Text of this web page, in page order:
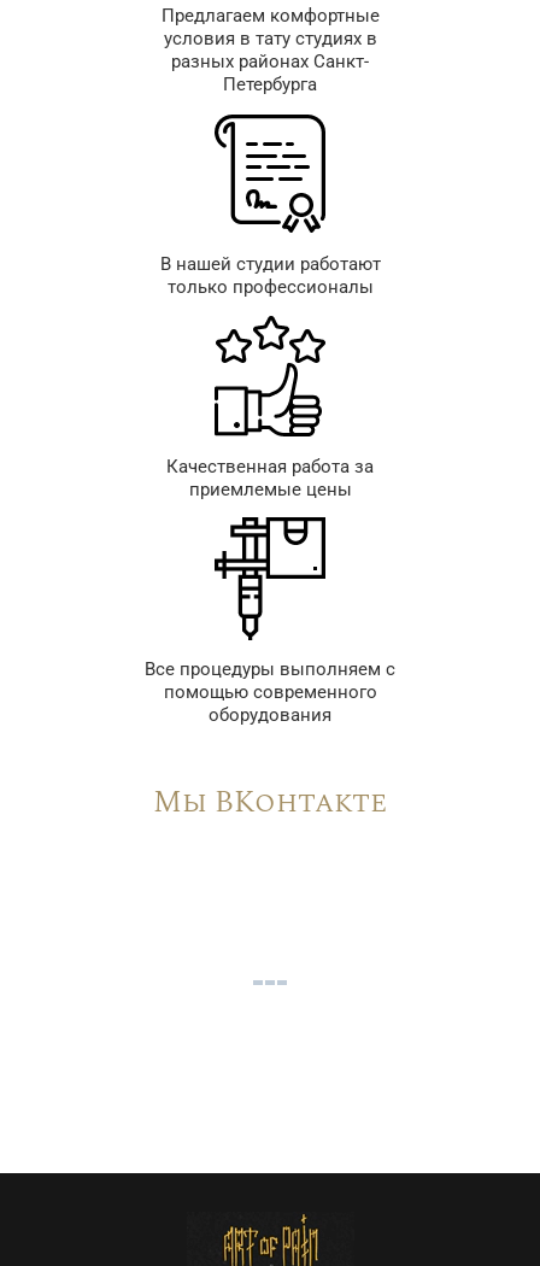
Предлагаем комфортные
условия в тату студиях в
разных районах Санкт-
Петербурга
В нашей студии работают
только профессионалы
Качественная работа за
приемлемые цены
Все процедуры выполняем с
помощью современного
оборудования
Мы ВКонтакте